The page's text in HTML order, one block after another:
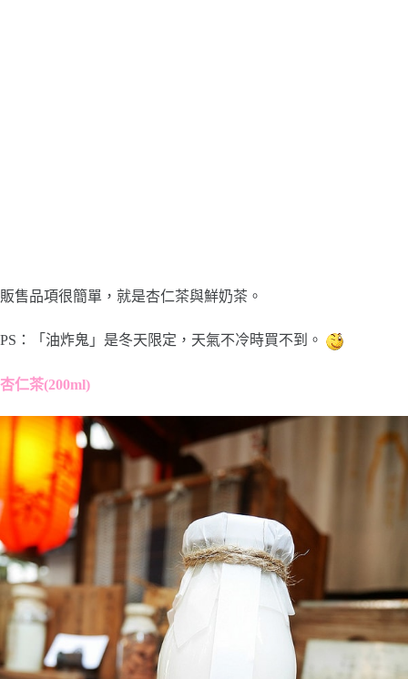
販售品項很簡單，就是杏仁茶與鮮奶茶。
PS：「油炸鬼」是冬天限定，天氣不冷時買不到。
杏仁茶(200ml)